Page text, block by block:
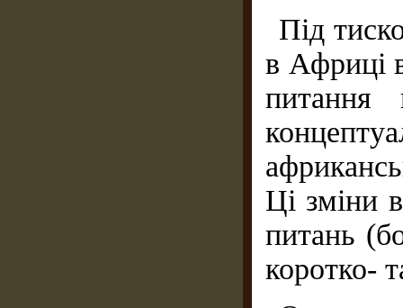
Під
в Африці
питання
Ці зміни
питань
коротко-